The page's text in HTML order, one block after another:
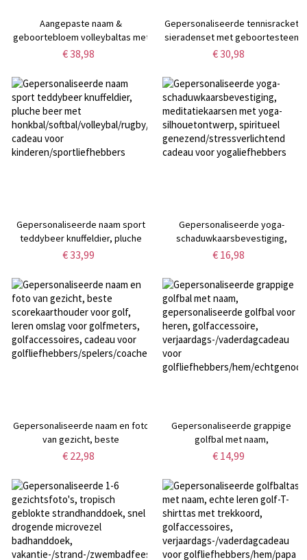
Aangepaste naam &
geboortebloem volleybaltas met
nummers, waterdichte
kerst-/verjaardagscadeau voor
volleybalspeler/coach
€ 38,98
Gepersonaliseerde tennisracket
sieradenset met geboortesteen
- Aangepaste ketting, oorbellen
tennisliefhebbers
€ 30,98
Gepersonaliseerde naam sport
teddybeer knuffeldier, pluche
beer met
cadeau voor
kinderen/sportliefhebbers
€ 33,99
Gepersonaliseerde yoga-
schaduwkaarsbevestiging,
meditatiekaarsen met yoga-
genezend/stressverlichtend
cadeau voor yogaliefhebbers
€ 16,98
Gepersonaliseerde naam en foto
van gezicht, beste
scorekaarthouder voor golf,
golfaccessoires, cadeau voor
golfliefhebbers/spelers/coaches
€ 22,98
Gepersonaliseerde grappige
golfbal met naam,
gepersonaliseerde golfbal voor
verjaardags-/vaderdagcadeau
voor
golfliefhebbers/hem/echtgenoot/
€ 14,99